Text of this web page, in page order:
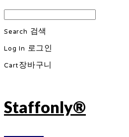
Search 검색
Log In 로그인
Cart장바구니
Staffonly®